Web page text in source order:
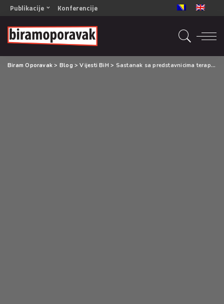
Publikacije
OPORAVAK- Naš zajednički cilj BiH/CG
OPORAVAK- Naš zajednički cilj SRB
RECOVERY- Our common goal ENG
OPORAVAK- Naš zajednički cilj 2
Konferencije
Biram Oporavak > Blog >Vijesti BiH > Sastanak sa predstavnicima terapijskih zajednica i udruženja